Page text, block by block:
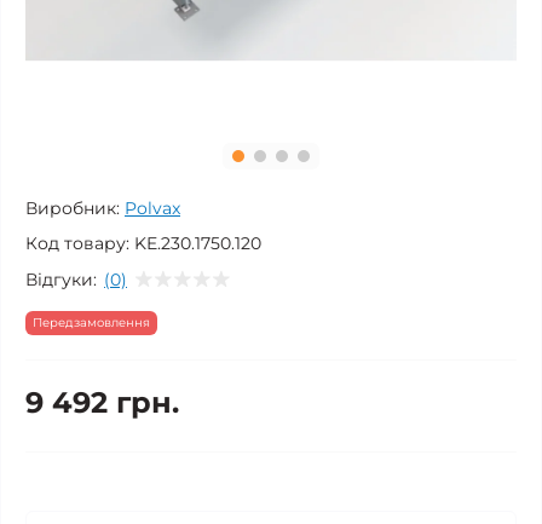
Виробник: Polvax
Код товару: KE.230.1750.120
Відгуки: (0)
Передзамовлення
9 492 грн.